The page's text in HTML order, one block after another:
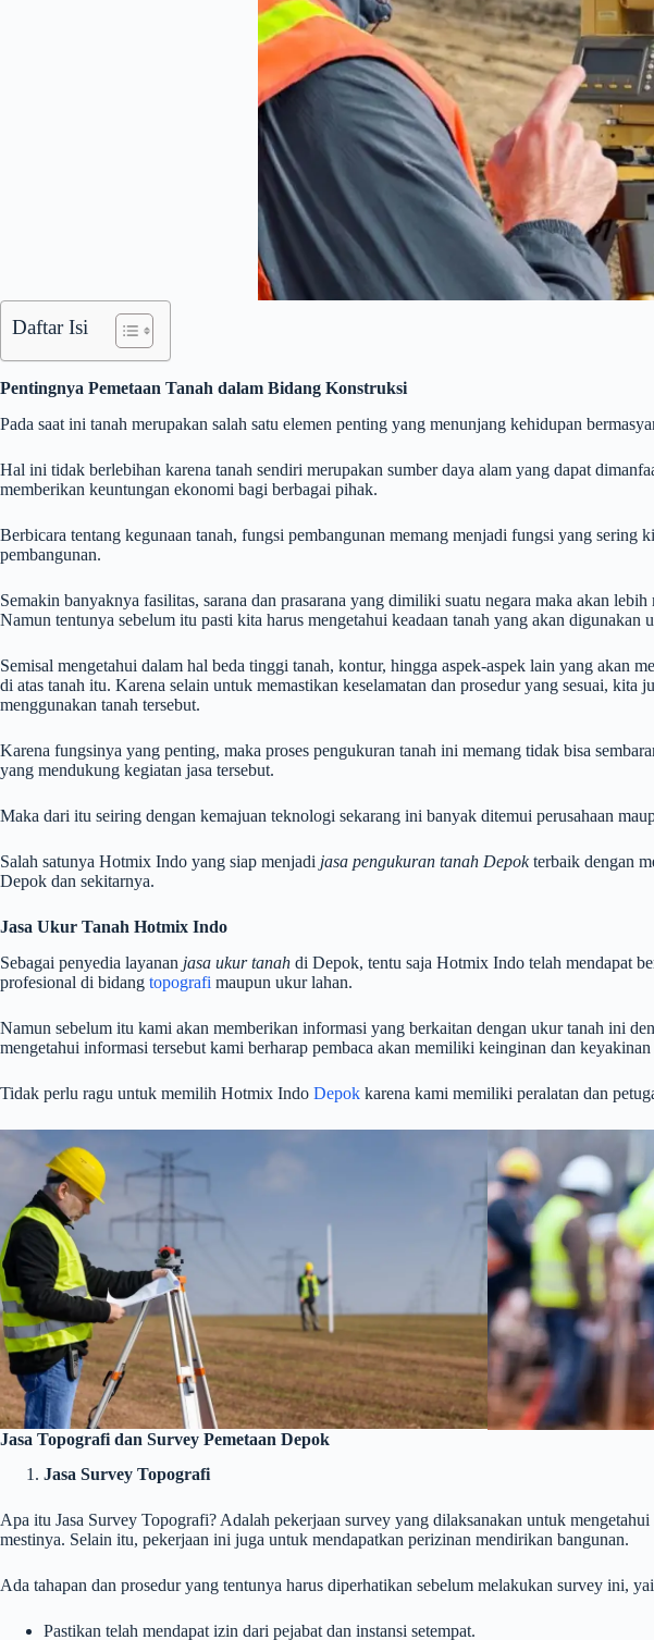
Daftar Isi
Pentingnya Pemetaan Tanah dalam Bidang Konstruksi
Pada saat ini tanah merupakan salah satu elemen penting yang menunjang kehidupan
Hal ini tidak berlebihan karena tanah sendiri merupakan sumber daya alam yang dapat
memberikan keuntungan ekonomi bagi berbagai pihak.
Berbicara tentang kegunaan tanah, fungsi pembangunan memang menjadi fungsi yang
pembangunan.
Semakin banyaknya fasilitas, sarana dan prasarana yang dimiliki suatu negara maka akan
Namun tentunya sebelum itu pasti kita harus mengetahui keadaan tanah yang akan digunakan
Semisal mengetahui dalam hal beda tinggi tanah, kontur, hingga aspek-aspek lain yang akan
di atas tanah itu. Karena selain untuk memastikan keselamatan dan prosedur yang sesuai,
menggunakan tanah tersebut.
Karena fungsinya yang penting, maka proses pengukuran tanah ini memang tidak bisa
yang mendukung kegiatan jasa tersebut.
Maka dari itu seiring dengan kemajuan teknologi sekarang ini banyak ditemui perusahaan
Salah satunya Hotmix Indo yang siap menjadi jasa pengukuran tanah Depokterbaik dengan
Depok dan sekitarnya.
Jasa Ukur Tanah Hotmix Indo
Sebagai penyedia layanan jasa ukur tanah di Depok, tentu saja Hotmix Indo telah mendapat
profesional di bidang topografi maupun ukur lahan.
Namun sebelum itu kami akan memberikan informasi yang berkaitan dengan ukur tanah ini
mengetahui informasi tersebut kami berharap pembaca akan memiliki keinginan dan
Tidak perlu ragu untuk memilih Hotmix Indo Depok karena kami memiliki peralatan dan
Jasa Topografi dan Survey Pemetaan Depok
Jasa Survey Topografi
Apa itu Jasa Survey Topografi? Adalah pekerjaan survey yang dilaksanakan untuk
mestinya. Selain itu, pekerjaan ini juga untuk mendapatkan perizinan mendirikan bangunan.
Ada tahapan dan prosedur yang tentunya harus diperhatikan sebelum melakukan survey ini,
Pastikan telah mendapat izin dari pejabat dan instansi setempat.